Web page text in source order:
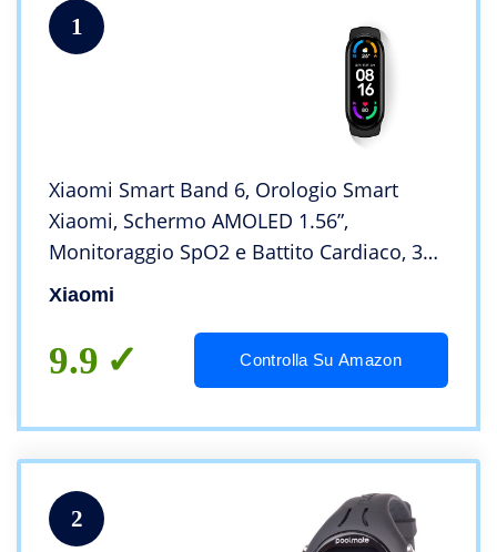
1
Xiaomi Smart Band 6, Orologio Smart
Xiaomi, Schermo AMOLED 1.56”,
Monitoraggio SpO2 e Battito Cardiaco, 30
modalità di fitness, Resistente all’Acqua 5
Italiana
Xiaomi
9.9 Controlla Su Amazon
2